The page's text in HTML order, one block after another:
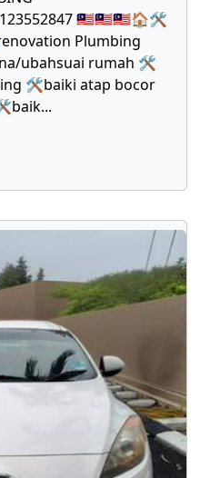
🇲🇾🇲🇾🇲🇾🏠🛠
Plumbing
ubahsuai rumah 🛠
🛠baiki atap bocor
...